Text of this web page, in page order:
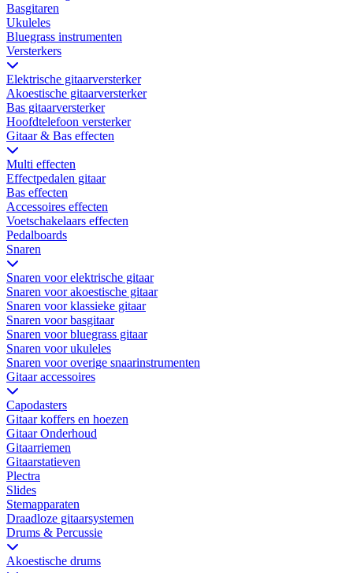
Basgitaren
Ukuleles
Bluegrass instrumenten
Versterkers
Elektrische gitaarversterker
Akoestische gitaarversterker
Bas gitaarversterker
Hoofdtelefoon versterker
Gitaar & Bas effecten
Multi effecten
Effectpedalen gitaar
Bas effecten
Accessoires effecten
Voetschakelaars effecten
Pedalboards
Snaren
Snaren voor elektrische gitaar
Snaren voor akoestische gitaar
Snaren voor klassieke gitaar
Snaren voor basgitaar
Snaren voor bluegrass gitaar
Snaren voor ukuleles
Snaren voor overige snaarinstrumenten
Gitaar accessoires
Capodasters
Gitaar koffers en hoezen
Gitaar Onderhoud
Gitaarriemen
Gitaarstatieven
Plectra
Slides
Stemapparaten
Draadloze gitaarsystemen
Drums & Percussie
Akoestische drums